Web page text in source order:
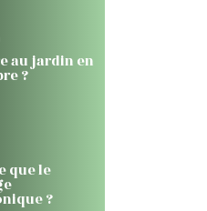
au jardin en
?
que le
?